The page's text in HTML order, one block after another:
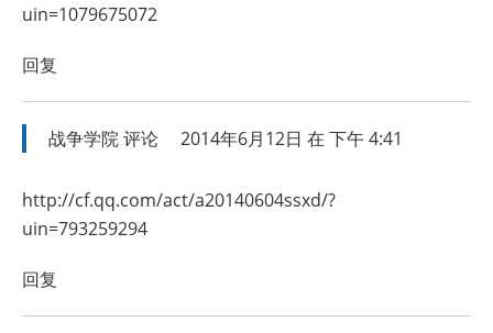
uin=1079675072
回复
战争学院评论 2014年6月12日 在 下午 4:41
http://cf.qq.com/act/a20140604ssxd/?
uin=793259294
回复